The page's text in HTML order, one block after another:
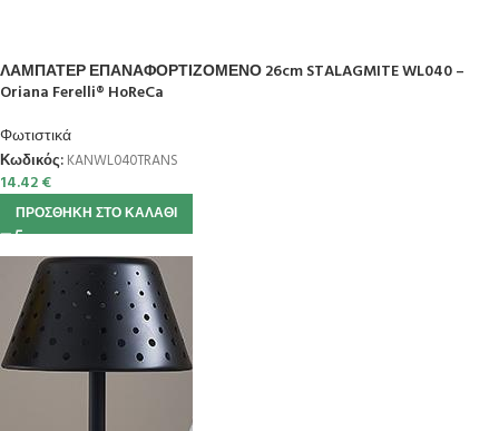
ΛΑΜΠΑΤΕΡ ΕΠΑΝΑΦΟΡΤΙΖΟΜΕΝΟ 26cm STALAGMITE WL040 –
Oriana Ferelli® HoReCa
Φωτιστικά
Κωδικός: KANWL040TRANS
14.42€
ΠΡΟΣΘΉΚΗ ΣΤΟ ΚΑΛΆΘΙ